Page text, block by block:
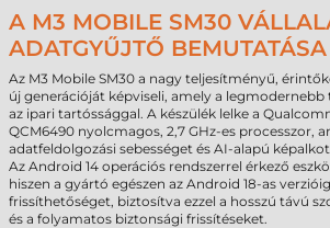
A M3 MOBILE SM30
ADATGYŰJTŐ BEMUTATÁSA
Az M3 Mobile SM30 a nagy teljesítményű,
új generációját képviseli, amely a
az ipari tartóssággal. A készülék lelke a
QCM6490 nyolcmagos, 2,7 GHz-es processzor,
adatfeldolgozási sebességet és AI-alapú
Az Android 14 operációs rendszerrel érkező
hiszen a gyártó egészen az Android 18-as
frissíthetőséget, biztosítva ezzel a hosszú távú
és a folyamatos biztonsági frissítéseket.